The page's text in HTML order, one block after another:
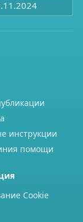
инструкции
помощи
Cookie